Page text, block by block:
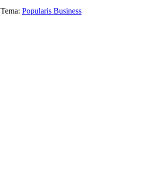
Tema: Popularis Business